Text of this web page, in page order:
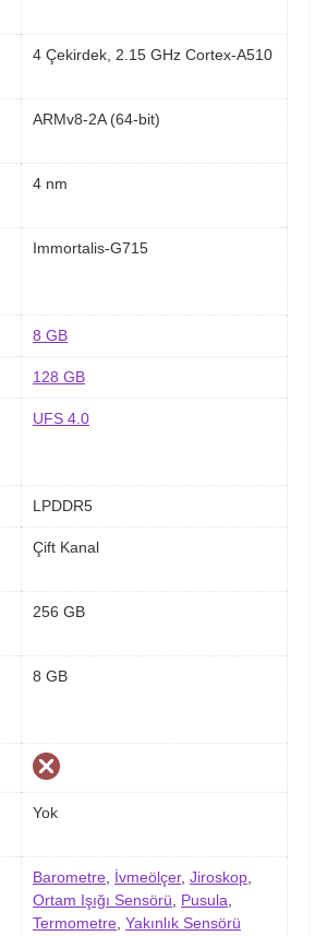
4 Çekirdek, 2.15 GHz Cortex-A510
ARMv8-2A (64-bit)
4 nm
Immortalis-G715
8 GB
128 GB
UFS 4.0
LPDDR5
Çift Kanal
256 GB
8 GB
Yok
Barometre İvmeölçer, Jiroskop
Ortam Işığı Sensörü
Pusula
Termometre Yakınlık Sensörü